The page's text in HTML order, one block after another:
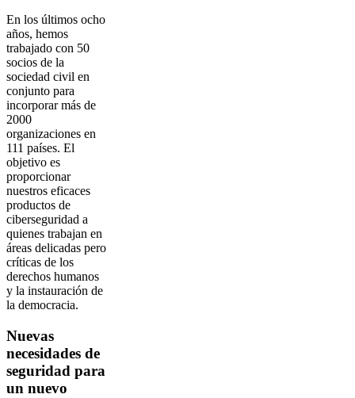
En los últimos ocho
años, hemos
trabajado con 50
socios de la
sociedad civil en
conjunto para
incorporar más de
2000
organizaciones en
111 países. El
objetivo es
proporcionar
nuestros eficaces
productos de
ciberseguridad a
quienes trabajan en
áreas delicadas pero
críticas de los
derechos humanos
y la instauración de
la democracia.
Nuevas
necesidades de
seguridad para
un nuevo